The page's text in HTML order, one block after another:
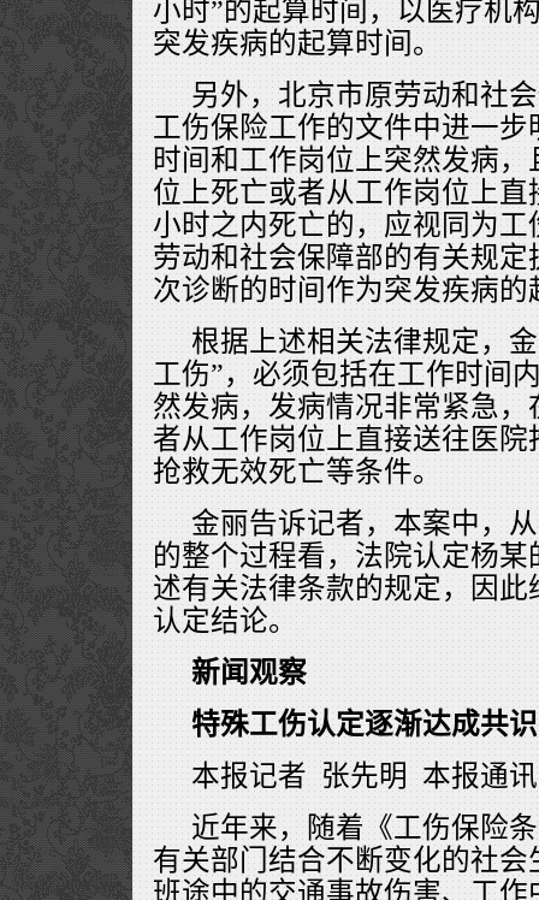
小时”的起算时间，以医疗机
突发疾病的起算时间。
另外，北京市原劳动和社
工伤保险工作的文件中进一
时间和工作岗位上突然发病
位上死亡或者从工作岗位上
小时之内死亡的，应视同为
劳动和社会保障部的有关规
次诊断的时间作为突发疾病的
根据上述相关法律规定，
工伤”，必须包括在工作时间
然发病，发病情况非常紧急
者从工作岗位上直接送往医
抢救无效死亡等条件。
金丽告诉记者，本案中，
的整个过程看，法院认定杨
述有关法律条款的规定，因
认定结论。
新闻观察
特殊工伤认定逐渐达成共识
本报记者 张先明 本报通
近年来，随着《工伤保险
有关部门结合不断变化的社
班途中的交通事故伤害、工